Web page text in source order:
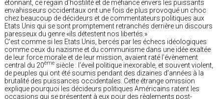
étonnant, ce regain d’hostilité et de méfiance envers les puissants
envahisseurs occidentaux ont une fois de plus provoqué un choc
chez beaucoup de décideurs et de commentateurs politiques aux
Etats Unis qui se sont promptement retranchés derrière un discours
paresseux du genre «ils détestent nos libertés.»
C’est comme si les Etats Unis, bercés par les échecs idéologiques
comme ceux du nazisme et du communisme dans une idée exaltée
de leur force morale et de leur mission, avaient raté l’évènement
central du 20ème siècle : l’éveil politique inexorable, et souvent violent,
de peuples qui ont été soumis pendant des dizaines d’années à la
brutalité des puissances occidentales. Cette étrange omission
explique pourquoi les décideurs politiques Américains ratent les
occasions qui se présentent à eux pour des règlements post-